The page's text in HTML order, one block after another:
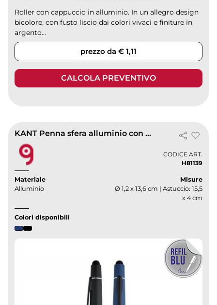
Roller con cappuccio in alluminio. In un allegro design
bicolore, con fusto liscio dai colori vivaci e finiture in
argento...
prezzo da € 1,11
CALCOLA PREVENTIVO
KANT Penna sfera alluminio con punta touch e astuccio regalo
CODICE ART.
H81139
Materiale
Alluminio
Misure
Ø 1,2 x 13,6 cm | Astuccio: 15,5
x 4 cm
Colori disponibili